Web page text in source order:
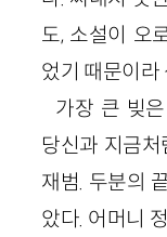
도, 소설이 오
었기 때문이라
가장 큰 빚
당신과 지금
재범. 두분의
았다. 어머니